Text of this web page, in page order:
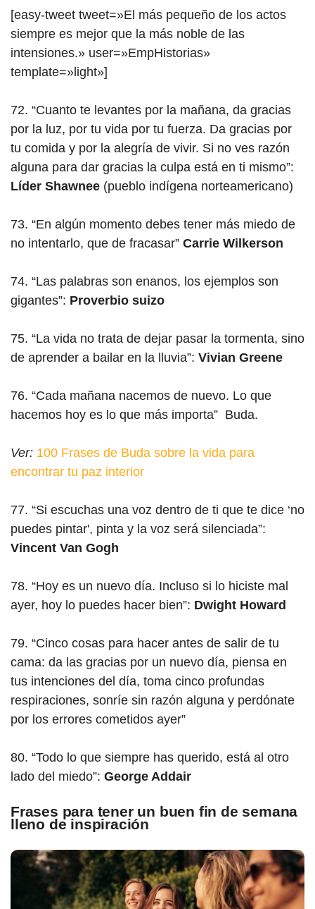
[easy-tweet tweet=»El más pequeño de los actos
siempre es mejor que la más noble de las
intensiones.» user=»EmpHistorias»
template=»light»]
72. “Cuanto te levantes por la mañana, da gracias
por la luz, por tu vida por tu fuerza. Da gracias por
tu comida y por la alegría de vivir. Si no ves razón
alguna para dar gracias la culpa está en ti mismo”:
Líder Shawnee (pueblo indígena norteamericano)
73. “En algún momento debes tener más miedo de
no intentarlo, que de fracasar” Carrie Wilkerson
74. “Las palabras son enanos, los ejemplos son
gigantes”: Proverbio suizo
75. “La vida no trata de dejar pasar la tormenta, sino
de aprender a bailar en la lluvia”: Vivian Greene
76. “Cada mañana nacemos de nuevo. Lo que
hacemos hoy es lo que más importa” Buda.
Ver: 100 Frases de Buda sobre la vida para
encontrar tu paz interior
77. “Si escuchas una voz dentro de ti que te dice ‘no
puedes pintar', pinta y la voz será silenciada”:
Vincent Van Gogh
78. “Hoy es un nuevo día. Incluso si lo hiciste mal
ayer, hoy lo puedes hacer bien”: Dwight Howard
79. “Cinco cosas para hacer antes de salir de tu
cama: da las gracias por un nuevo día, piensa en
tus intenciones del día, toma cinco profundas
respiraciones, sonríe sin razón alguna y perdónate
por los errores cometidos ayer”
80. “Todo lo que siempre has querido, está al otro
lado del miedo”: George Addair
Frases para tener un buen fin de semana
lleno de inspiración